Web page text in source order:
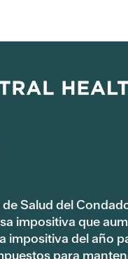
Salud del
impositiva que
impositiva del año
para